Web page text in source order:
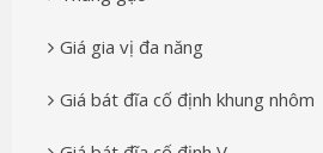
Giá gia vị đa năng
Giá bát đĩa cố định khung nhôm